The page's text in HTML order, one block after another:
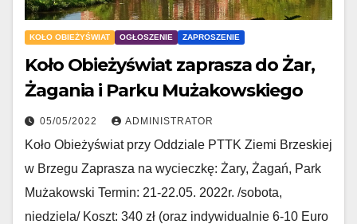
KOŁO OBIEŻYŚWIAT OGŁOSZENIE ZAPROSZENIE
Koło Obieżyświat zaprasza do Żar,
Żagania i Parku Mużakowskiego
05/05/2022 ADMINISTRATOR
Koło Obieżyświat przy Oddziale PTTK Ziemi Brzeskiej
w Brzegu Zaprasza na wycieczkę: Żary, Żagań, Park
Mużakowski Termin: 21-22.05. 2022r. /sobota,
niedziela/ Koszt: 340 zł (oraz indywidualnie 6-10 Euro